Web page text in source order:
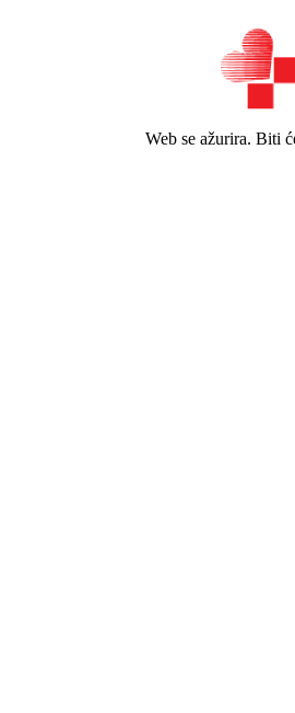
Web se ažurira. Biti